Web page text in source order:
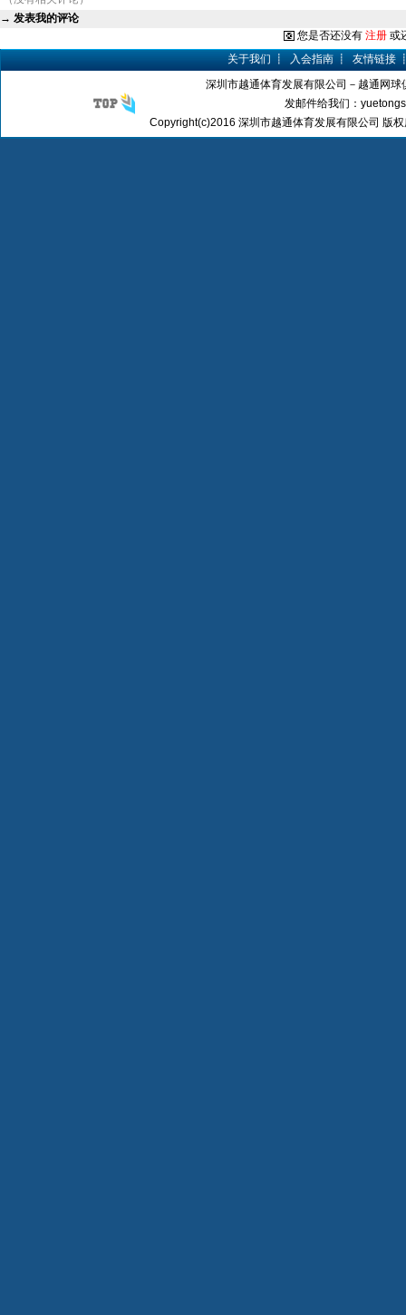
→ 发表我的评论
您是否还没有 注册 或
关于我们 ┋ 入会指南┋ 友情链接
深圳市越通体育发展有限公司－越通网球
发邮件给我们：
Copyright(c)2016 深圳市越通体育发展有限公司 版